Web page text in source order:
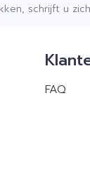
schrijft u
FAQ